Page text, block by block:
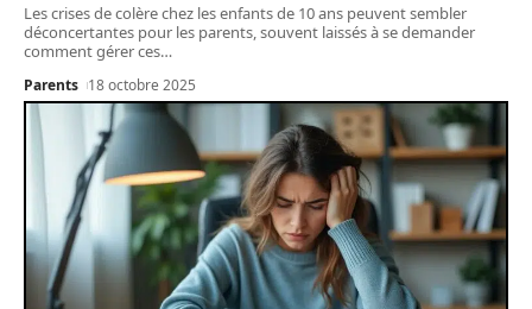
Les crises de colère chez les enfants de 10 ans peuvent sembler
déconcertantes pour les parents, souvent laissés à se demander
comment gérer ces…
Parents 18 octobre 2025